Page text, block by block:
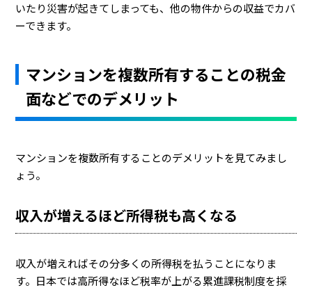
いたり災害が起きてしまっても、他の物件からの収益でカバ
ーできます。
マンションを複数所有することの税金
面などでのデメリット
マンションを複数所有することのデメリットを見てみまし
ょう。
収入が増えるほど所得税も高くなる
収入が増えればその分多くの所得税を払うことになりま
す。日本では高所得なほど税率が上がる累進課税制度を採